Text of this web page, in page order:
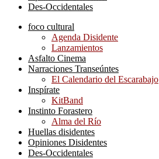
Des-Occidentales
foco cultural
Agenda Disidente
Lanzamientos
Asfalto Cinema
Narraciones Transeúntes
El Calendario del Escarabajo
Inspírate
KitBand
Instinto Forastero
Alma del Río
Huellas disidentes
Opiniones Disidentes
Des-Occidentales